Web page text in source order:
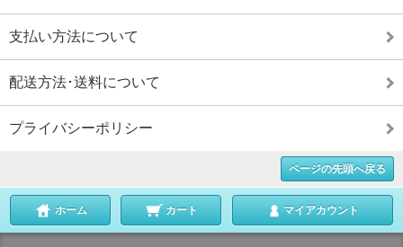
支払い方法について
配送方法･送料について
プライバシーポリシー
ページの先頭へ戻る
ホーム カート マイアカウント